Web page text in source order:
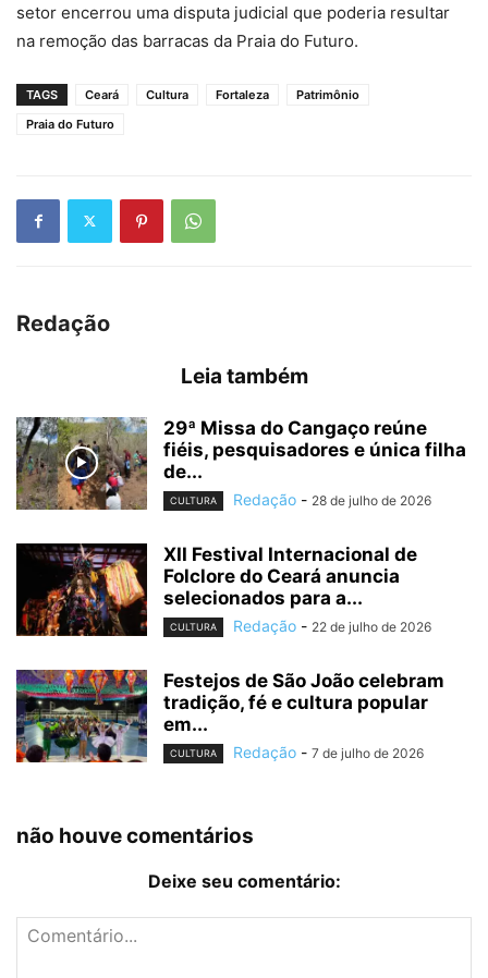
setor encerrou uma disputa judicial que poderia resultar
na remoção das barracas da Praia do Futuro.
TAGS Ceará Cultura Fortaleza
Patrimônio
Praia do Futuro
Redação
Leia também
29ª Missa do Cangaço reúne
fiéis, pesquisadores e única filha
de...
CULTURA Redação - 28 de julho de 2026
XII Festival Internacional de
Folclore do Ceará anuncia
selecionados para a...
CULTURA Redação - 22 de julho de 2026
Festejos de São João celebram
tradição, fé e cultura popular
em...
CULTURA Redação - 7 de julho de 2026
não houve comentários
Deixe seu comentário: